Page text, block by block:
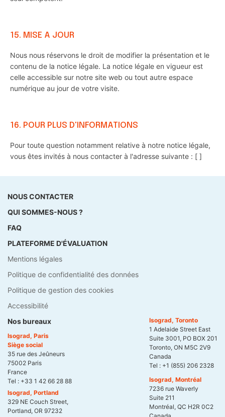
15. MISE A JOUR
Nous nous réservons le droit de modifier la présentation et le
contenu de la notice légale. La notice légale en vigueur est
celle accessible sur notre site web ou tout autre espace
numérique au jour de votre visite.
16. POUR PLUS D'INFORMATIONS
Pour toute question notamment relative à notre notice légale,
vous êtes invités à nous contacter à l'adresse suivante : [ ]
NOUS CONTACTER
QUI SOMMES-NOUS ?
FAQ
PLATEFORME D'ÉVALUATION
Mentions légales
Politique de confidentialité des données
Politique de gestion des cookies
Accessibilité
Nos bureaux
Isograd, Paris
Siège social
35 rue des Jeûneurs
75002 Paris
France
Tel : +33 1 42 66 28 88
Isograd, Portland
329 NE Couch Street,
Portland, OR 97232
Isograd, Toronto
1 Adelaide Street East
Suite 3001, PO BOX 201
Toronto, ON M5C 2V9
Canada
Tel : +1 (855) 206 2328
Isograd, Montréal
7236 rue Waverly
Suite 211
Montréal, QC H2R 0C2